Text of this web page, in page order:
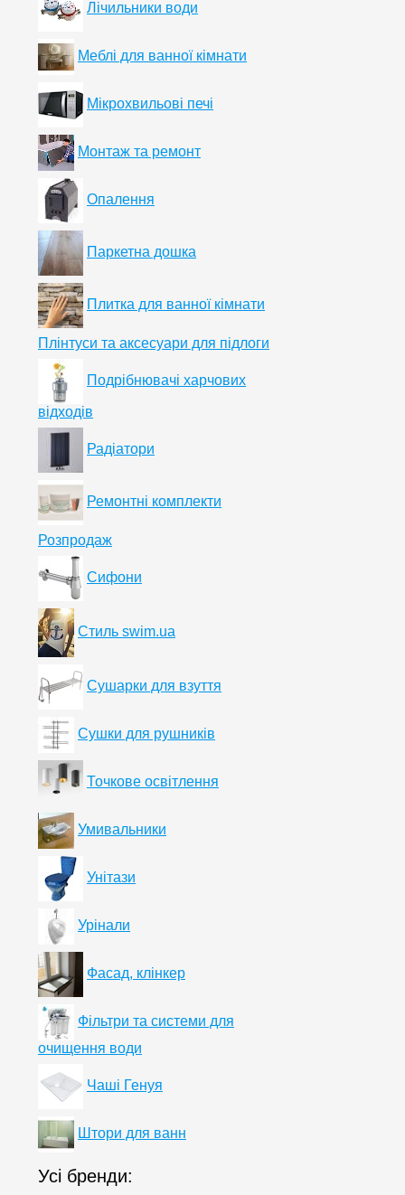
Лічильники води
Меблі для ванної кімнати
Мікрохвильові печі
Монтаж та ремонт
Опалення
Паркетна дошка
Плитка для ванної кімнати
Плінтуси та аксесуари для підлоги
Подрібнювачі харчових
відходів
Радіатори
Ремонтні комплекти
Розпродаж
Сифони
Стиль swim.ua
Сушарки для взуття
Сушки для рушників
Точкове освітлення
Умивальники
Унітази
Урінали
Фасад, клінкер
Фільтри та системи для
очищення води
Чаші Генуя
Штори для ванн
Усі бренди: